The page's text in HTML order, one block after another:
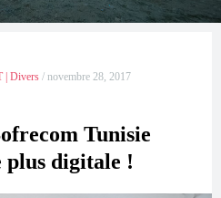
| Divers / novembre 28, 2017
Tunisie
digitale !